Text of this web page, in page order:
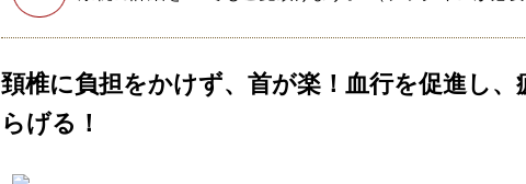
頚椎に負担をかけず、首が楽！血行を促進し、
らげる！